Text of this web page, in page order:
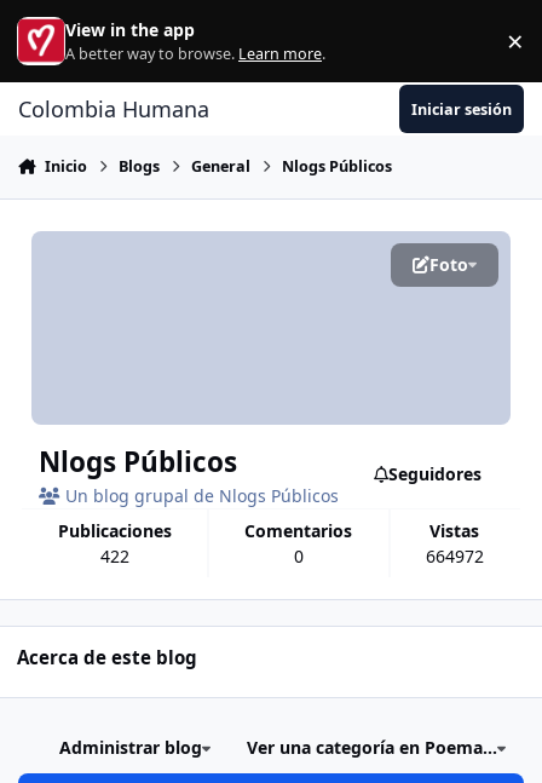
Ir al contenido
View in the app
A better way to browse. Learn more. ×
Colombia Humana Iniciar sesión
Inicio Blogs General Nlogs Públicos
Foto
Nlogs Públicos
Un blog grupal de Nlogs Públicos
publicaciones
422
comentarios
0
vistas
664972
Seguidores
Acerca de este blog
Administrar blog Ver una categoría en Poema...